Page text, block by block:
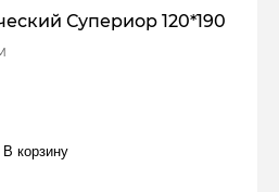
Супериор 120*190
В корзину